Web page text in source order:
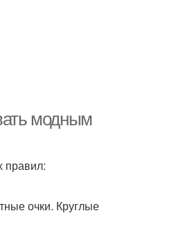
модным
правил:
очки. Круглые